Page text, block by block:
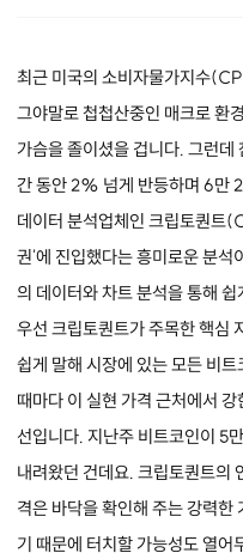
최근 미국의 소비자물가지수
그야말로 첩첩산중인 매크로 환
가슴을 졸이셨을 겁니다. 그런
간 동안 2% 넘게 반등하며 6만
데이터 분석업체인 크립토퀀트
권'에 진입했다는 흥미로운 분석
의 데이터와 차트 분석을 통해
우선 크립토퀀트가 주목한 핵
쉽게 말해 시장에 있는 모든 비
때마다 이 실현 가격 근처에서
선입니다. 지난주 비트코인이 5
내려왔던 건데요. 크립토퀀트
격은 바닥을 확인해 주는 강력
기 때문에 터치할 가능성도 열